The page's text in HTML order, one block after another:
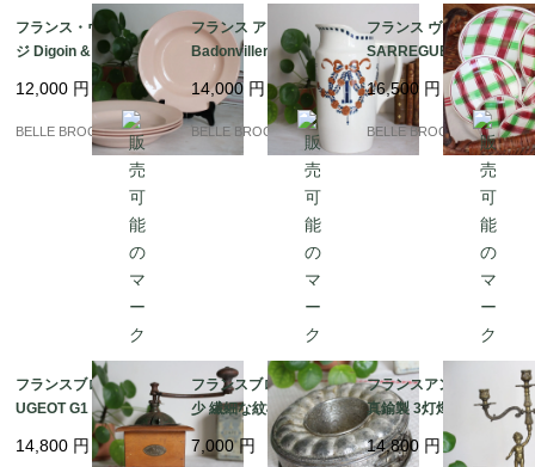
フランス・ヴィンテー
ジ Digoin & Sarregue
mines ピンクの深皿
（スープ・パスタプレ
ート）4枚セット｜フラ
ンス発送（到着まで2-3
12,000 円
BELLE BROCANTE
フランス アンティーク
Badonviller バドンヴ
ィレ リボンと薔薇のガ
ーランド ピシェ（水差
し）｜フランス発送
（到着まで2-3週間）
14,000 円
BELLE BROCANTE
フランス ヴィンテージ
SARREGUEMINES DI
GOIN サルグミンヌ デ
ィゴワン / SOUSSE チ
ェック柄のプレート バ
スク風｜フランス発送
（到着まで2-3週間）
16,500 円
BELLE BROCANTE
フランスブロカント PE
UGEOT G1 プジョー コ
ーヒーミル ライオンロ
ゴ 蚤の市｜フランス発
14,800 円
フランスブロカント 稀
少 繊細な紋様 エンボス
加工のクグロフ型 スプ
リングフォーム ケーキ
7,000円
フランスアンティーク
真鍮製 3灯燭台 天使の
プット カンドラブラ 置
き物｜フランス発送
14,800 円